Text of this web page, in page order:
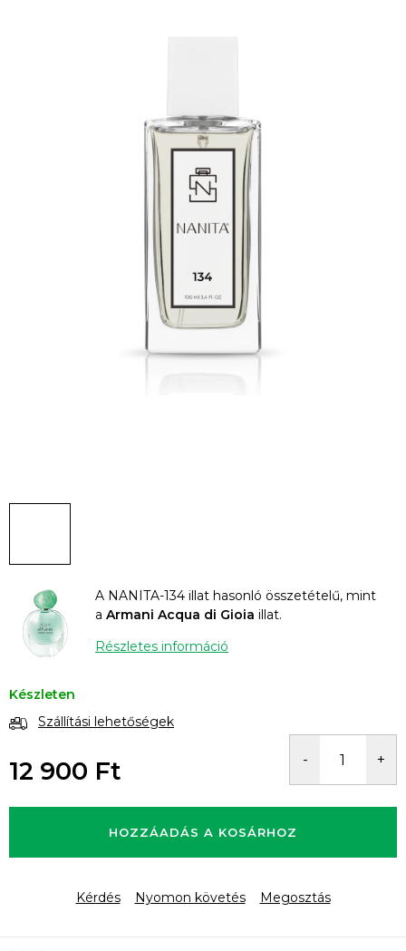
A NANITA-134 illat hasonló összetételű, mint
a Armani Acqua di Gioia illat.
Részletes információ
Készleten
Szállítási lehetőségek
12 900 Ft
HOZZÁADÁS A KOSÁRHOZ
Kérdés Nyomon követés Megosztás